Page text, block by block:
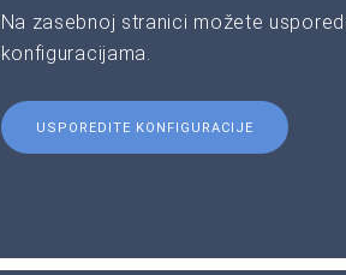
Na zasebnoj stranici možete
konfiguracijama.
USPOREDITE KONFIGURACIJE